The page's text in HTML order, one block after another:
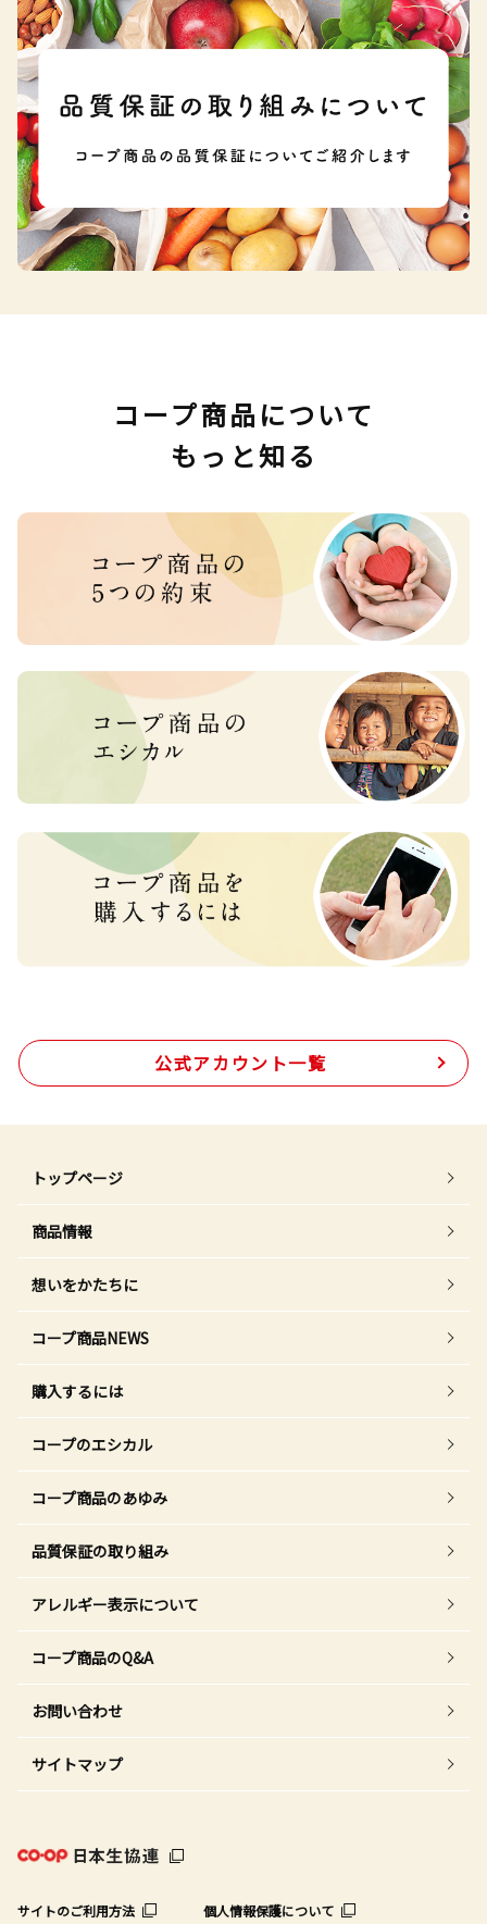
コープ商品について
もっと知る
公式アカウント一覧
トップページ
商品情報
想いをかたちに
コープ商品NEWS
購入するには
コープのエシカル
コープ商品のあゆみ
品質保証の取り組み
アレルギー表示について
コープ商品のQ&A
お問い合わせ
サイトマップ
サイトのご利用方法 個人情報保護について